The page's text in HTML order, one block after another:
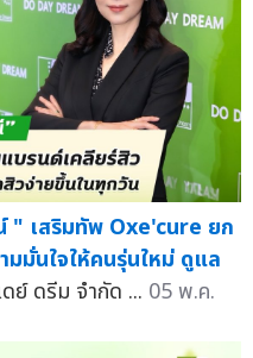
" เสริมทัพ Oxe'cure ยก
มั่นใจให้คนรุ่นใหม่ ดูแล
ย์ ดรีม จำกัด ... 05 พ.ค.